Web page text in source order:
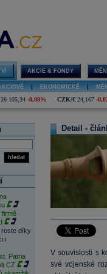
AKCIE & FONDY
EKONOMICKÉ
26 105,34 -0,08% CZK/€ 24,167 -
hledat
firmě
roste díky
i
Patria
CZ
Detail -
V souvislosti s
své vojenské